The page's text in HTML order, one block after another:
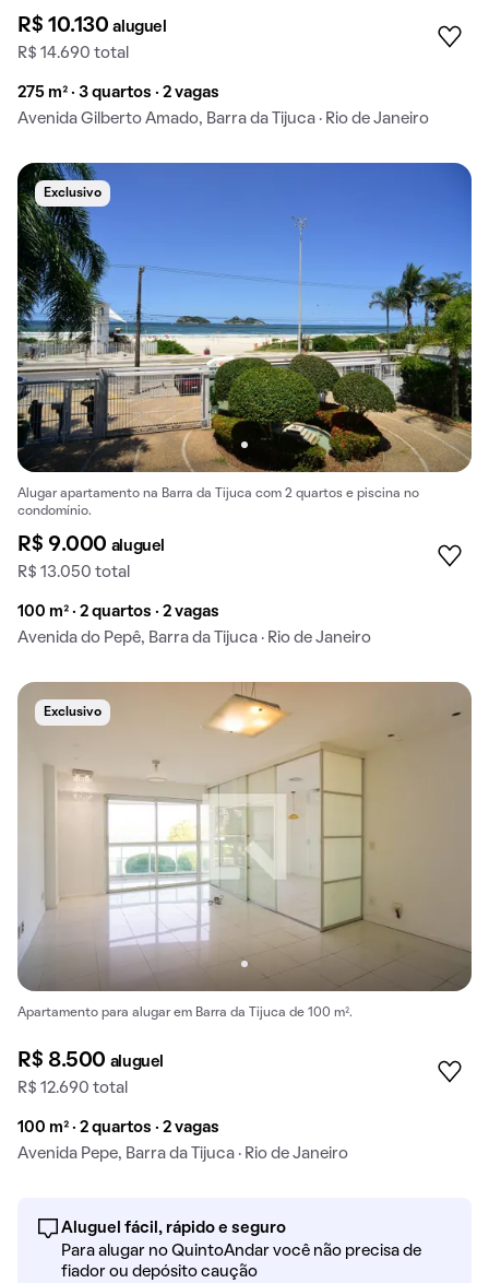
R$ 10.130aluguel
R$ 14.690 total
275 m² · 3 quartos · 2 vagas
Avenida Gilberto Amado, Barra da Tijuca · Rio de Janeiro
Exclusivo
Alugar apartamento na Barra da Tijuca com 2 quartos e piscina no
condomínio.
R$ 9.000 aluguel
R$ 13.050 total
100 m² · 2 quartos · 2 vagas
Avenida do Pepê, Barra da Tijuca · Rio de Janeiro
Exclusivo
Apartamento para alugar em Barra da Tijuca de 100 m².
R$ 8.500 aluguel
R$ 12.690 total
100 m² · 2 quartos · 2 vagas
Avenida Pepe, Barra da Tijuca · Rio de Janeiro
Aluguel fácil, rápido e seguro
Para alugar no QuintoAndar você não precisa de
fiador ou depósito caução